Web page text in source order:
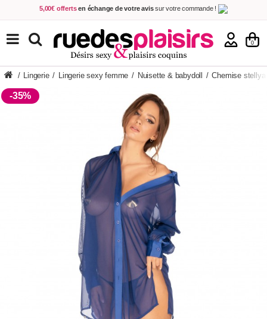
5,00€ offerts en échange de votre avissur votre commande !
Achetez aujourd'hui. Décidez quand payer !
Livraison en 48h
au prix de 2,90 € ! (Offerte dès 69,00€ d'achat)
0
TOUS NOS PRODUITS
/ Lingerie / Lingerie sexy femme / Nuisette & babydoll / Chemise stellya
-35%